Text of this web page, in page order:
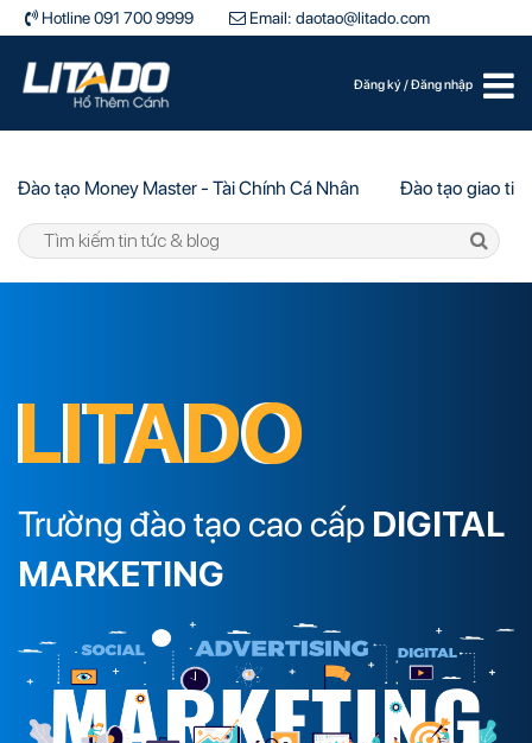
Hotline 091 700 9999 Email: daotao@litado.com
Đăng ký/Đăng nhập
Đào tạo Money Master - Tài Chính Cá Nhân Đào tạo giao
LITADO
Trường đào tạo cao cấp DIGITAL
MARKETING